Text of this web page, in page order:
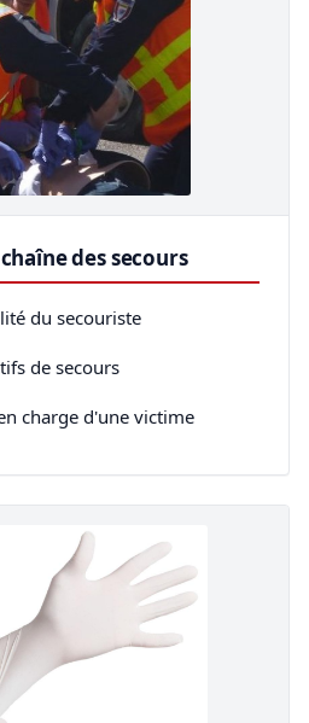
des secours
du secouriste
de secours
charge d'une victime